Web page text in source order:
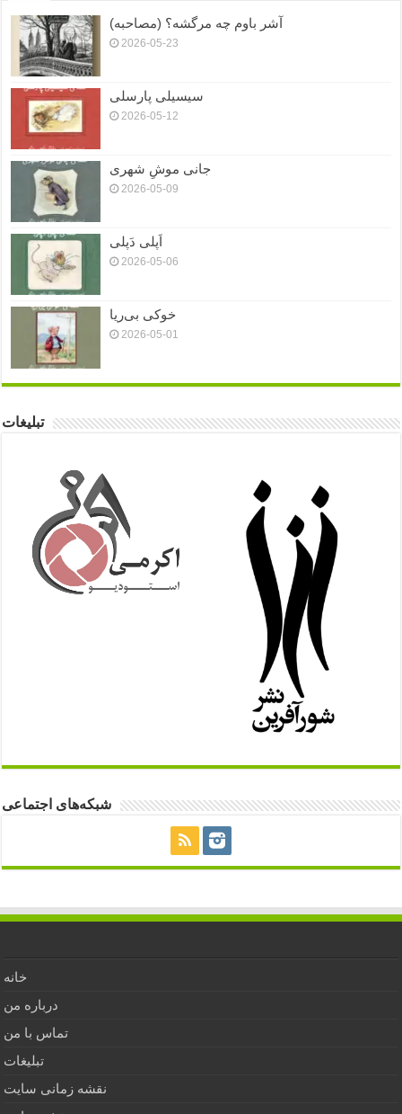
آشر باوم چه مرگشه؟ (مصاحبه)
2026-05-23
سیسیلی پارسلی
2026-05-12
جانی موشِ شهری
2026-05-09
اَپلی دَپلی
2026-05-06
خوکی بی‌ریا
2026-05-01
تبلیغات
شبکه‌های اجتماعی
خانه
درباره من
تماس با من
تبلیغات
نقشه زمانی سایت